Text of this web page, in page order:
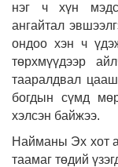
нэг ч хүн
ангайтал
ондоо хэн ч
төрхмүүдээр
тааралдвал
богдын сүмд
хэлсэн байжээ.
Найманы Эх хот
таамаг төдий